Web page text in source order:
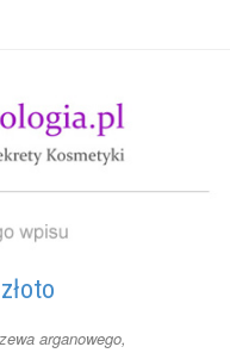
arganowego,